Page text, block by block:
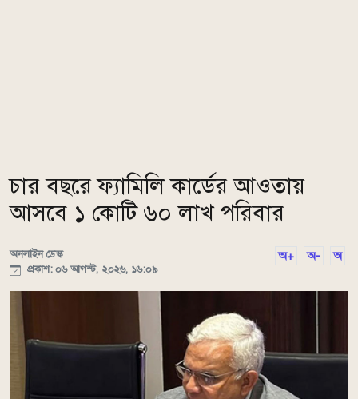
চার বছরে ফ্যামিলি কার্ডের আওতায়
আসবে ১ কোটি ৬০ লাখ পরিবার
অনলাইন ডেস্ক
প্রকাশ: ০৬ আগস্ট, ২০২৬, ১৬:০৯
অ+ অ- অ